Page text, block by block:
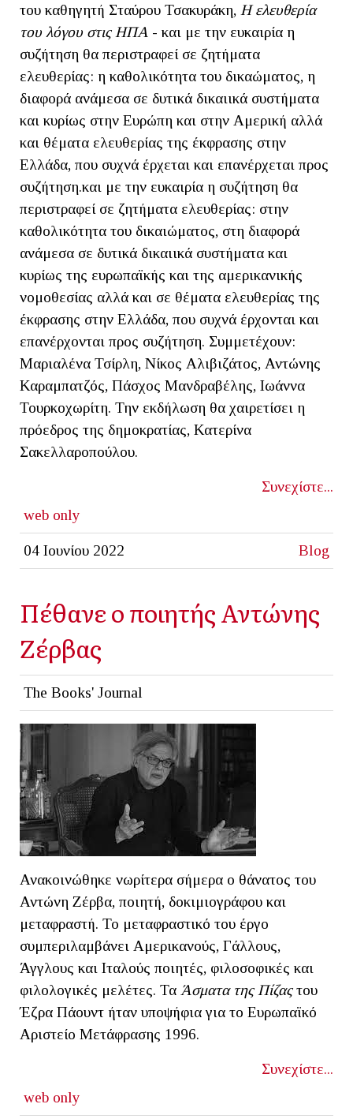
του καθηγητή Σταύρου Τσακυράκη, Η ελευθερία
του λόγου στις ΗΠΑ - και με την ευκαιρία η
συζήτηση θα περιστραφεί σε ζητήματα
ελευθερίας: η καθολικότητα του δικαώματος, η
διαφορά ανάμεσα σε δυτικά δικαιικά συστήματα
και κυρίως στην Ευρώπη και στην Αμερική αλλά
και θέματα ελευθερίας της έκφρασης στην
Ελλάδα, που συχνά έρχεται και επανέρχεται προς
συζήτηση.και με την ευκαιρία η συζήτηση θα
περιστραφεί σε ζητήματα ελευθερίας: στην
καθολικότητα του δικαιώματος, στη διαφορά
ανάμεσα σε δυτικά δικαιικά συστήματα και
κυρίως της ευρωπαϊκής και της αμερικανικής
νομοθεσίας αλλά και σε θέματα ελευθερίας της
έκφρασης στην Ελλάδα, που συχνά έρχονται και
επανέρχονται προς συζήτηση. Συμμετέχουν:
Μαριαλένα Τσίρλη, Νίκος Αλιβιζάτος, Αντώνης
Καραμπατζός, Πάσχος Μανδραβέλης, Ιωάννα
Τουρκοχωρίτη. Την εκδήλωση θα χαιρετίσει η
πρόεδρος της δημοκρατίας, Κατερίνα
Σακελλαροπούλου.
Συνεχίστε...
web only
04 Ιουνίου 2022 Blog
Πέθανε ο ποιητής Αντώνης
Ζέρβας
The Books' Journal
Ανακοινώθηκε νωρίτερα σήμερα ο θάνατος του
Αντώνη Ζέρβα, ποιητή, δοκιμιογράφου και
μεταφραστή. Το μεταφραστικό του έργο
συμπεριλαμβάνει Αμερικανούς, Γάλλους,
Άγγλους και Ιταλούς ποιητές, φιλοσοφικές και
φιλολογικές μελέτες. Τα Άσματα της Πίζαςτου
Έζρα Πάουντ ήταν υποψήφια για το Ευρωπαϊκό
Αριστείο Μετάφρασης 1996.
Συνεχίστε...
web only